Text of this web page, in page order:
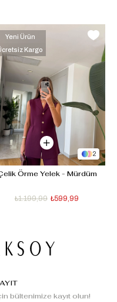
2
Örme Yelek - Mürdüm
₺599,99
₺1.199,99
Yeni Ürün
Kargo
bültenimize kayıt olun!